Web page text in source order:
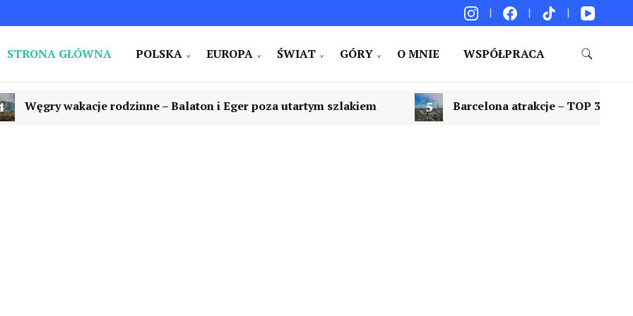
STRONA GŁÓWNA POLSKA EUROPA ŚWIAT GÓRY O MNIE WSPÓŁPRACA
– Balaton i Eger poza utartym szlakiem 5 Barcelona atrakcje – TOP 30. Co warto zobaczyć w